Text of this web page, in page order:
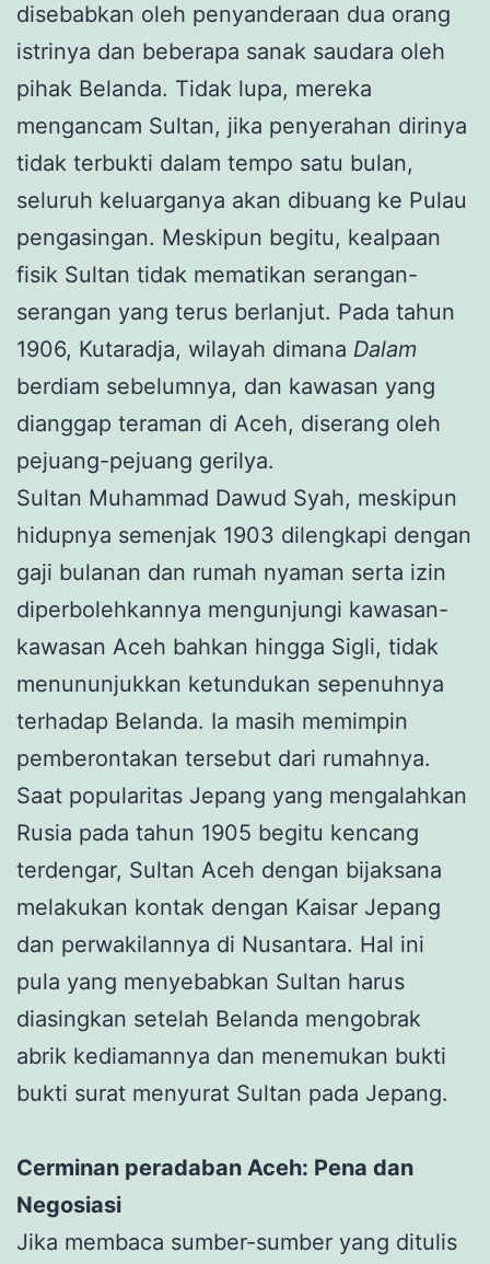
disebabkan oleh penyanderaan dua orang
istrinya dan beberapa sanak saudara oleh
pihak Belanda. Tidak lupa, mereka
mengancam Sultan, jika penyerahan dirinya
tidak terbukti dalam tempo satu bulan,
seluruh keluarganya akan dibuang ke Pulau
pengasingan. Meskipun begitu, kealpaan
fisik Sultan tidak mematikan serangan-
serangan yang terus berlanjut. Pada tahun
1906, Kutaradja, wilayah dimana Dalam
berdiam sebelumnya, dan kawasan yang
dianggap teraman di Aceh, diserang oleh
pejuang-pejuang gerilya.
Sultan Muhammad Dawud Syah, meskipun
hidupnya semenjak 1903 dilengkapi dengan
gaji bulanan dan rumah nyaman serta izin
diperbolehkannya mengunjungi kawasan-
kawasan Aceh bahkan hingga Sigli, tidak
menununjukkan ketundukan sepenuhnya
terhadap Belanda. Ia masih memimpin
pemberontakan tersebut dari rumahnya.
Saat popularitas Jepang yang mengalahkan
Rusia pada tahun 1905 begitu kencang
terdengar, Sultan Aceh dengan bijaksana
melakukan kontak dengan Kaisar Jepang
dan perwakilannya di Nusantara. Hal ini
pula yang menyebabkan Sultan harus
diasingkan setelah Belanda mengobrak
abrik kediamannya dan menemukan bukti
bukti surat menyurat Sultan pada Jepang.
Cerminan peradaban Aceh: Pena dan
Negosiasi
Jika membaca sumber-sumber yang ditulis